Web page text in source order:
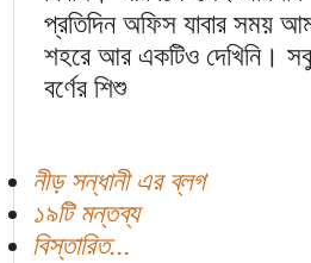
প্রতিদিন অফিস যাবার সময়
শহরে আর একটিও দেখিনি।
বর্ণের শিশু
নীড় সন্ধানী এর ব্লগ
১৯টি মন্তব্য
বিস্তারিত...